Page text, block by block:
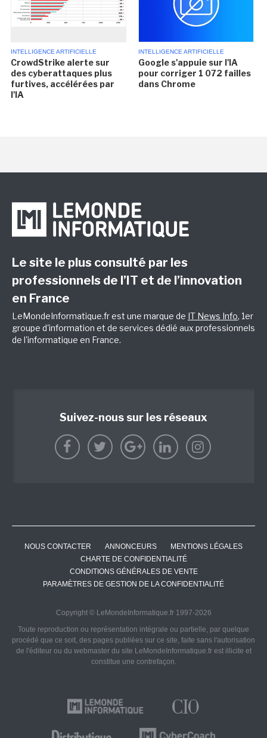
INTELLIGENCE ARTIFICIELLE
CrowdStrike alerte sur
des cyberattaques plus
furtives, accélérées par
l'IA
INTELLIGENCE ARTIFICIELLE
Google s'appuie sur l'IA
pour corriger 1 072 failles
dans Chrome
Le site le plus consulté par les
professionnels de l’IT et de l’innovation
en France
LeMondeInformatique.fr est une marque de IT News Info, 1er
groupe d'information et de services dédié aux professionnels
de l'informatique en France.
Suivez-nous sur les réseaux
NOUS CONTACTER ANNONCEURS
MENTIONS LÉGALES
CHARTE DE CONFIDENTIALITÉ
CONDITIONS GÉNÉRALES DE VENTE
PARAMÈTRES DE GESTION DE LA CONFIDENTIALITÉ
Copyright © LeMondeInformatique.fr 1997-2026
Toute reproduction ou représentation intégrale ou partielle, par quelque
procédé que ce soit, des pages publiées sur ce site, faite sans l'autorisation
de l'éditeur ou du webmaster du site LeMondeInformatique.fr est illicite et
constitue une contrefaçon.